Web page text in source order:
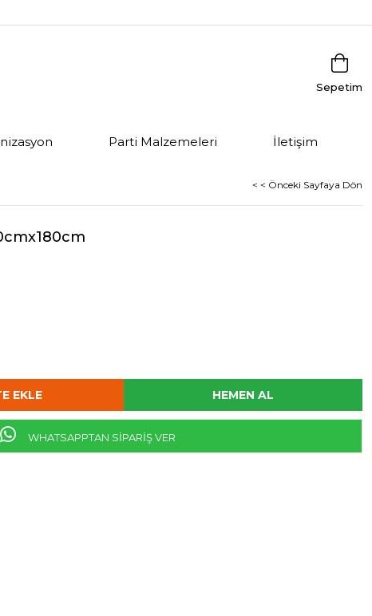
Sepetim
Parti Malzemeleri İletişim
< < Önceki Sayfaya Dön
WHATSAPPTAN SİPARİŞ VER